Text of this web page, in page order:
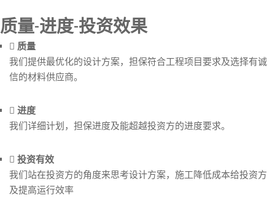
质量-进度-投资效果
质量
我们提供最优化的设计方案，担保符合工程项目要求及选择有诚
信的材料供应商。
进度
我们详细计划，担保进度及能超越投资方的进度要求。
投资有效
我们站在投资方的角度来思考设计方案，施工降低成本给投资方
及提高运行效率